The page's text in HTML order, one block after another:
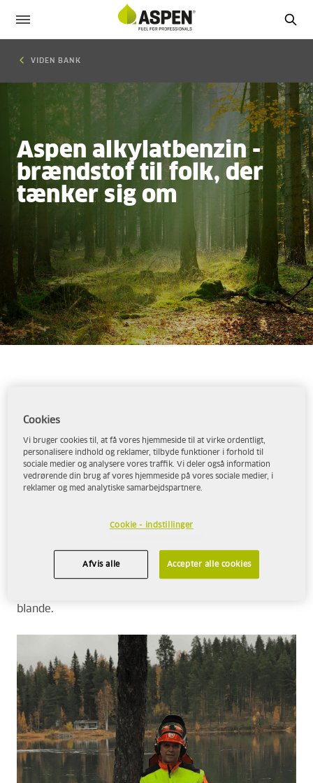
VIDEN BANK
Aspen alkylatbenzin -
brændstof til folk, der
tænker sig om
1985 og begyndte at arbejde som en skovhugger,
stod der ofte blå røg som en sky bag saven. At stå i
dyb sne en hel vinterdag og være nødsaget til at
indånde benzindampe var ingen behagelig oplevelse.
lugten, fortæller Erik. Da Aspens alkylatbenzin kom
og får både maskiner og save til at køre meget rent.
Desuden ved jeg, at blandingen af olie og benzin
blande.
Cookies
Vi bruger cookies til, at få vores hjemmeside til at virke ordentligt,
personalisere indhold og reklamer, tilbyde funktioner i forhold til
sociale medier og analysere vores traffik. Vi deler også information
vedrørende din brug af vores hjemmeside på vores sociale medier, i
reklamer og med analytiske samarbejdspartnere.
Cookie - indstillinger
Afvis alle Accepter alle cookies